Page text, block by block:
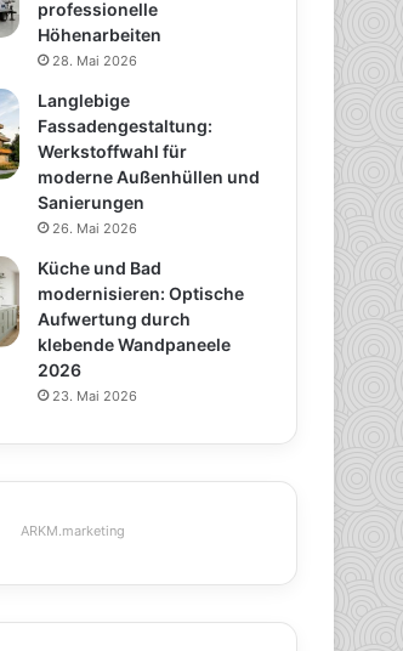
professionelle
Höhenarbeiten
28. Mai 2026
Langlebige
Fassadengestaltung:
Werkstoffwahl für
moderne Außenhüllen und
Sanierungen
26. Mai 2026
Küche und Bad
modernisieren: Optische
Aufwertung durch
klebende Wandpaneele
2026
23. Mai 2026
ARKM.marketing